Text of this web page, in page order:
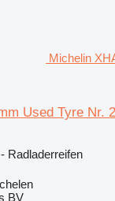
Michelin
Used Tyre Nr.
Radladerreifen
BV